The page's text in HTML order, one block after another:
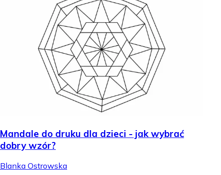
Mandale do druku dla dzieci - jak wybrać
dobry wzór?
Blanka Ostrowska